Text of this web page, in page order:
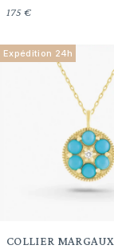
175 €
Expédition 24h
COLLIER MARGAUX